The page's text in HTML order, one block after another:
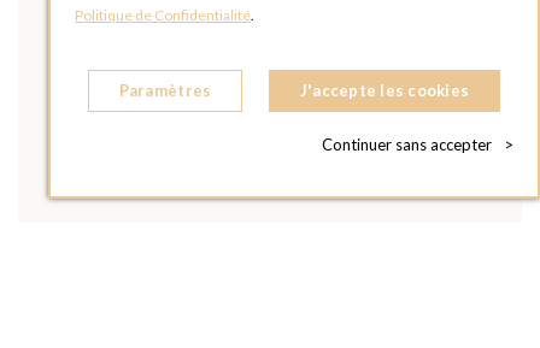
Politique de Confidentialité.
Paramètres J'accepte les cookies
Continuer sans accepter >